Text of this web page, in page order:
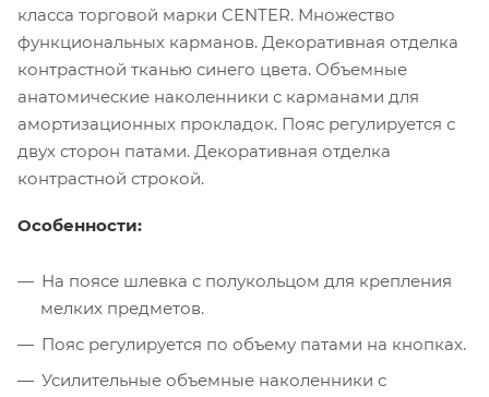
класса торговой марки CENTER. Множество
функциональных карманов. Декоративная отделка
контрастной тканью синего цвета. Объемные
анатомические наколенники с карманами для
амортизационных прокладок. Пояс регулируется с
двух сторон патами. Декоративная отделка
контрастной строкой.
Особенности:
На поясе шлевка с полукольцом для крепления
мелких предметов.
Пояс регулируется по объему патами на кнопках.
Усилительные объемные наколенники с